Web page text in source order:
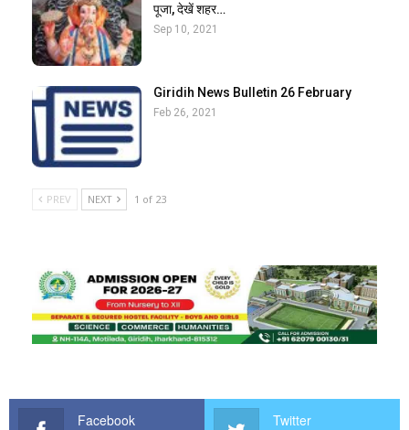
पूजा, देखें शहर…
Sep 10, 2021
Giridih News Bulletin 26 February
Feb 26, 2021
PREV NEXT 1 of 23
Facebook Twitter